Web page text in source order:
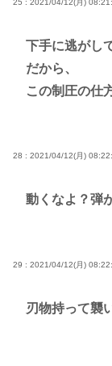
下手に逃がし
だから、
この制圧の仕
28 : 2021/04/12(月)
動くなよ？弾
29 : 2021/04/12(月)
刃物持って襲